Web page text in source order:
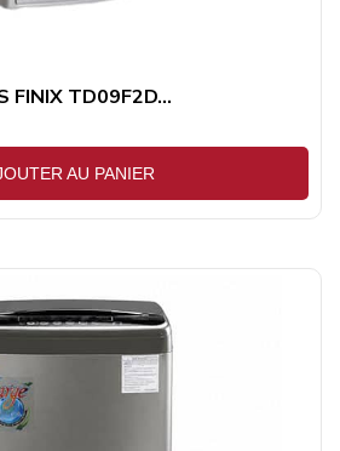
FINIX TD09F2D...
AU PANIER